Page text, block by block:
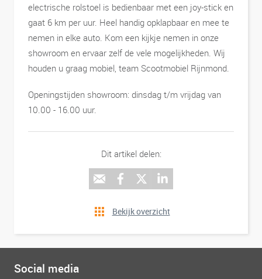
electrische rolstoel is bedienbaar met een joy-stick en
gaat 6 km per uur. Heel handig opklapbaar en mee te
nemen in elke auto. Kom een kijkje nemen in onze
showroom en ervaar zelf de vele mogelijkheden. Wij
houden u graag mobiel, team Scootmobiel Rijnmond.
Openingstijden showroom: dinsdag t/m vrijdag van
10.00 - 16.00 uur.
Dit artikel delen:
Bekijk overzicht
Social media